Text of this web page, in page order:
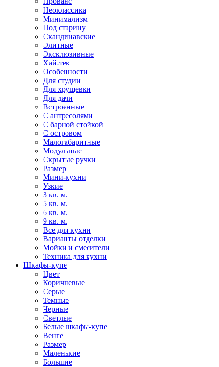
Неоклассика
Минимализм
Под старину
Скандинавские
Элитные
Эксклюзивные
Хай-тек
Особенности
Для студии
Для хрущевки
Для дачи
Встроенные
С антресолями
С барной стойкой
С островом
Малогабаритные
Модульные
Скрытые ручки
Размер
Мини-кухни
Узкие
3 кв. м.
5 кв. м.
6 кв. м.
9 кв. м.
Все для кухни
Варианты отделки
Мойки и смесители
Техника для кухни
Шкафы-купе
Цвет
Коричневые
Серые
Темные
Черные
Светлые
Белые шкафы-купе
Венге
Размер
Маленькие
Большие